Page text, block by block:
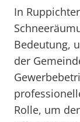
In
Bedeutung,
der
Rolle, um